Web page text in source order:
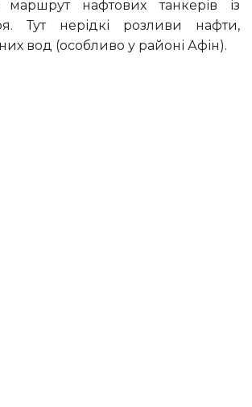
нафтових танкерів із
Тут нерідкі розливи нафти,
вод (особливо у районі Афін).